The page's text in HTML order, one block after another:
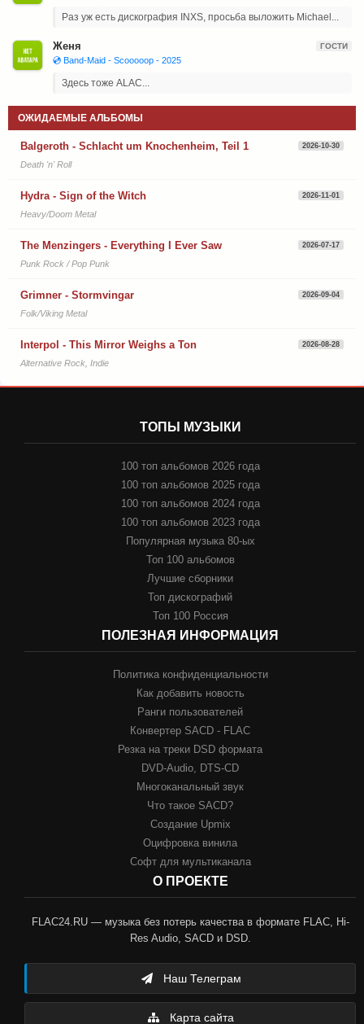
Раз уж есть дискография INXS, просьба выложить Michael...
Женя ГОСТИ
💿 Band-Maid - Scooooop - 2025
Здесь тоже ALAC...
ОЖИДАЕМЫЕ АЛЬБОМЫ
Balgeroth - Schlacht um Knochenheim, Teil 1 2026-10-30
Death 'n' Roll
Hydra - Sign of the Witch 2026-11-01
Heavy/Doom Metal
The Menzingers - Everything I Ever Saw 2026-07-17
Punk Rock / Pop Punk
Grimner - Stormvingar 2026-09-04
Folk/Viking Metal
Interpol - This Mirror Weighs a Ton 2026-08-28
Alternative Rock, Indie
ТОПЫ МУЗЫКИ
100 топ альбомов 2026 года
100 топ альбомов 2025 года
100 топ альбомов 2024 года
100 топ альбомов 2023 года
Популярная музыка 80-ых
Топ 100 альбомов
Лучшие сборники
Топ дискографий
Топ 100 Россия
ПОЛЕЗНАЯ ИНФОРМАЦИЯ
Политика конфиденциальности
Как добавить новость
Ранги пользователей
Конвертер SACD - FLAC
Резка на треки DSD формата
DVD-Audio, DTS-CD
Многоканальный звук
Что такое SACD?
Создание Upmix
Оцифровка винила
Софт для мультиканала
О ПРОЕКТЕ
FLAC24.RU — музыка без потерь качества в формате FLAC, Hi-
Res Audio, SACD и DSD.
Наш Телеграм
Карта сайта